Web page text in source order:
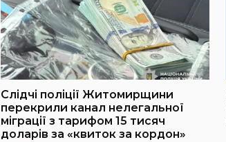
Слідчі поліції Житомирщини
перекрили канал нелегальної
міграції з тарифом 15 тисяч
доларів за «квиток за кордон»